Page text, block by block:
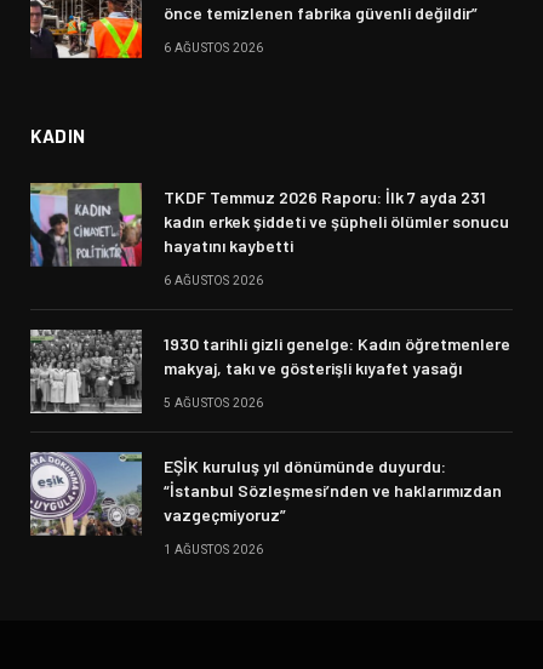
önce temizlenen fabrika güvenli değildir”
6 AĞUSTOS 2026
KADIN
TKDF Temmuz 2026 Raporu: İlk 7 ayda 231
kadın erkek şiddeti ve şüpheli ölümler sonucu
hayatını kaybetti
6 AĞUSTOS 2026
1930 tarihli gizli genelge: Kadın öğretmenlere
makyaj, takı ve gösterişli kıyafet yasağı
5 AĞUSTOS 2026
EŞİK kuruluş yıl dönümünde duyurdu:
“İstanbul Sözleşmesi’nden ve haklarımızdan
vazgeçmiyoruz”
1 AĞUSTOS 2026